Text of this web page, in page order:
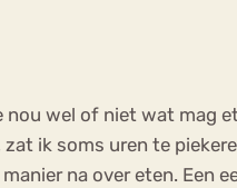
wel of niet wat
ik soms uren te
na over eten.